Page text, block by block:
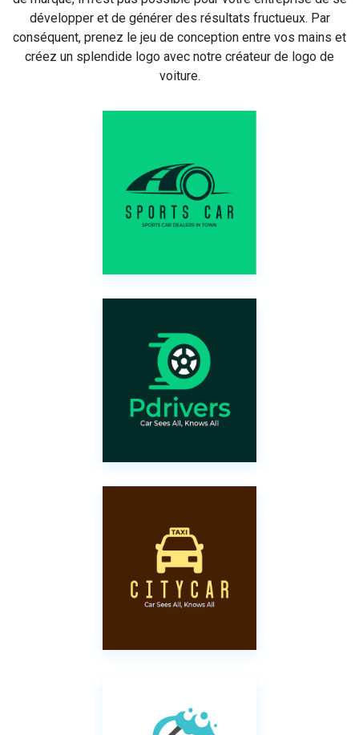
développer et de générer des résultats fructueux. Par
conséquent, prenez le jeu de conception entre vos mains et
créez un splendide logo avec notre créateur de logo de
voiture.